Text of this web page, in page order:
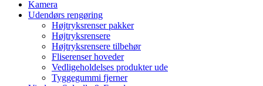
Kamera
Udendørs rengøring
Højtryksrenser pakker
Højtryksrensere
Højtryksrensere tilbehør
Fliserenser hoveder
Vedligeholdelses produkter ude
Tyggegummi fjerner